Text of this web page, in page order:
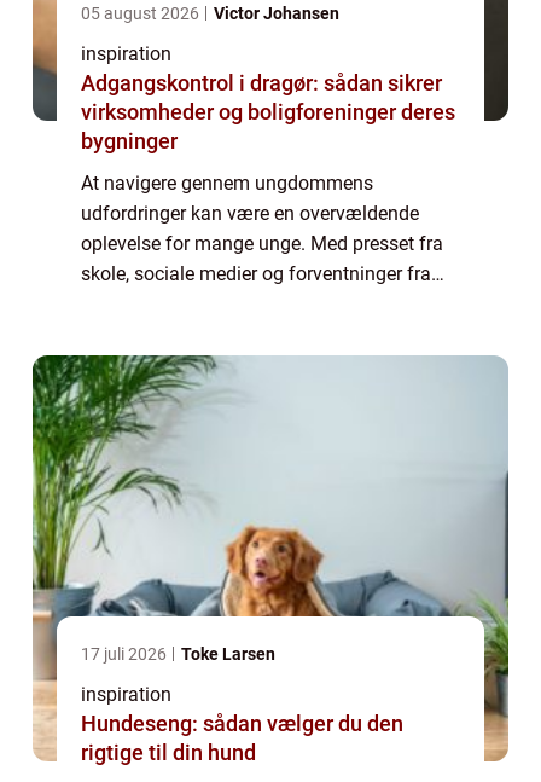
05 august 2026 Victor Johansen
inspiration
Adgangskontrol i dragør: sådan sikrer
virksomheder og boligforeninger deres
bygninger
At navigere gennem ungdommens
udfordringer kan være en overvældende
oplevelse for mange unge. Med presset fra
skole, sociale medier og forventninger fra
17 juli 2026 Toke Larsen
inspiration
Hundeseng: sådan vælger du den
rigtige til din hund